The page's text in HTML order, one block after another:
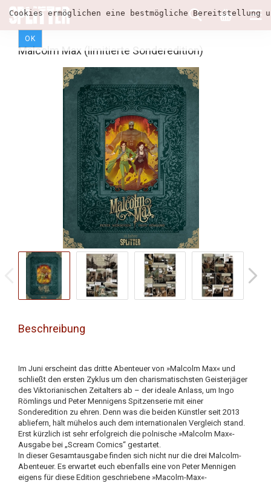
Cookies ermöglichen eine bestmögliche
OK
Malcolm Max (limitierte Sonderedition)
Beschreibung
Im Juni erscheint das dritte Abenteuer von »Malcolm Max« und
schließt den ersten Zyklus um den charismatischsten Geisterjäger
des Viktorianischen Zeitalters ab – der ideale Anlass, um Ingo
Römlings und Peter Mennigens Spitzenserie mit einer
Sonderedition zu ehren. Denn was die beiden Künstler seit 2013
abliefern, hält mühelos auch dem internationalen Vergleich stand.
Erst kürzlich ist sehr erfolgreich die polnische »Malcolm Max«-
Ausgabe bei „Scream Comics“ gestartet.
In dieser Gesamtausgabe finden sich nicht nur die drei Malcolm-
Abenteuer. Es erwartet euch ebenfalls eine von Peter Mennigen
eigens für diese Edition geschriebene »Macolm-Max«-